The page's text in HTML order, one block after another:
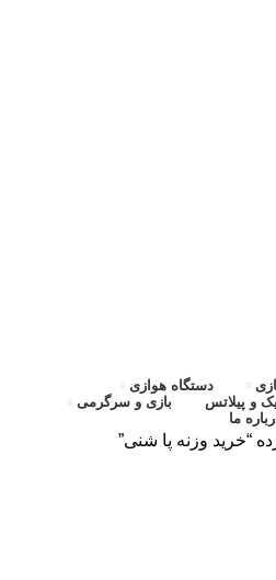
دستگاه هوازی
و پیلاتس
بازی و سرگرمی
ما
“خرید وزنه پا شنی”